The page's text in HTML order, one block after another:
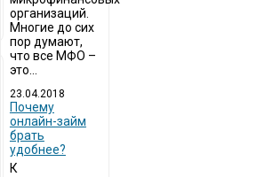
организаций.
Многие до сих
пор думают,
что все МФО –
это...
23.04.2018
Почему
онлайн-займ
брать
удобнее?
К